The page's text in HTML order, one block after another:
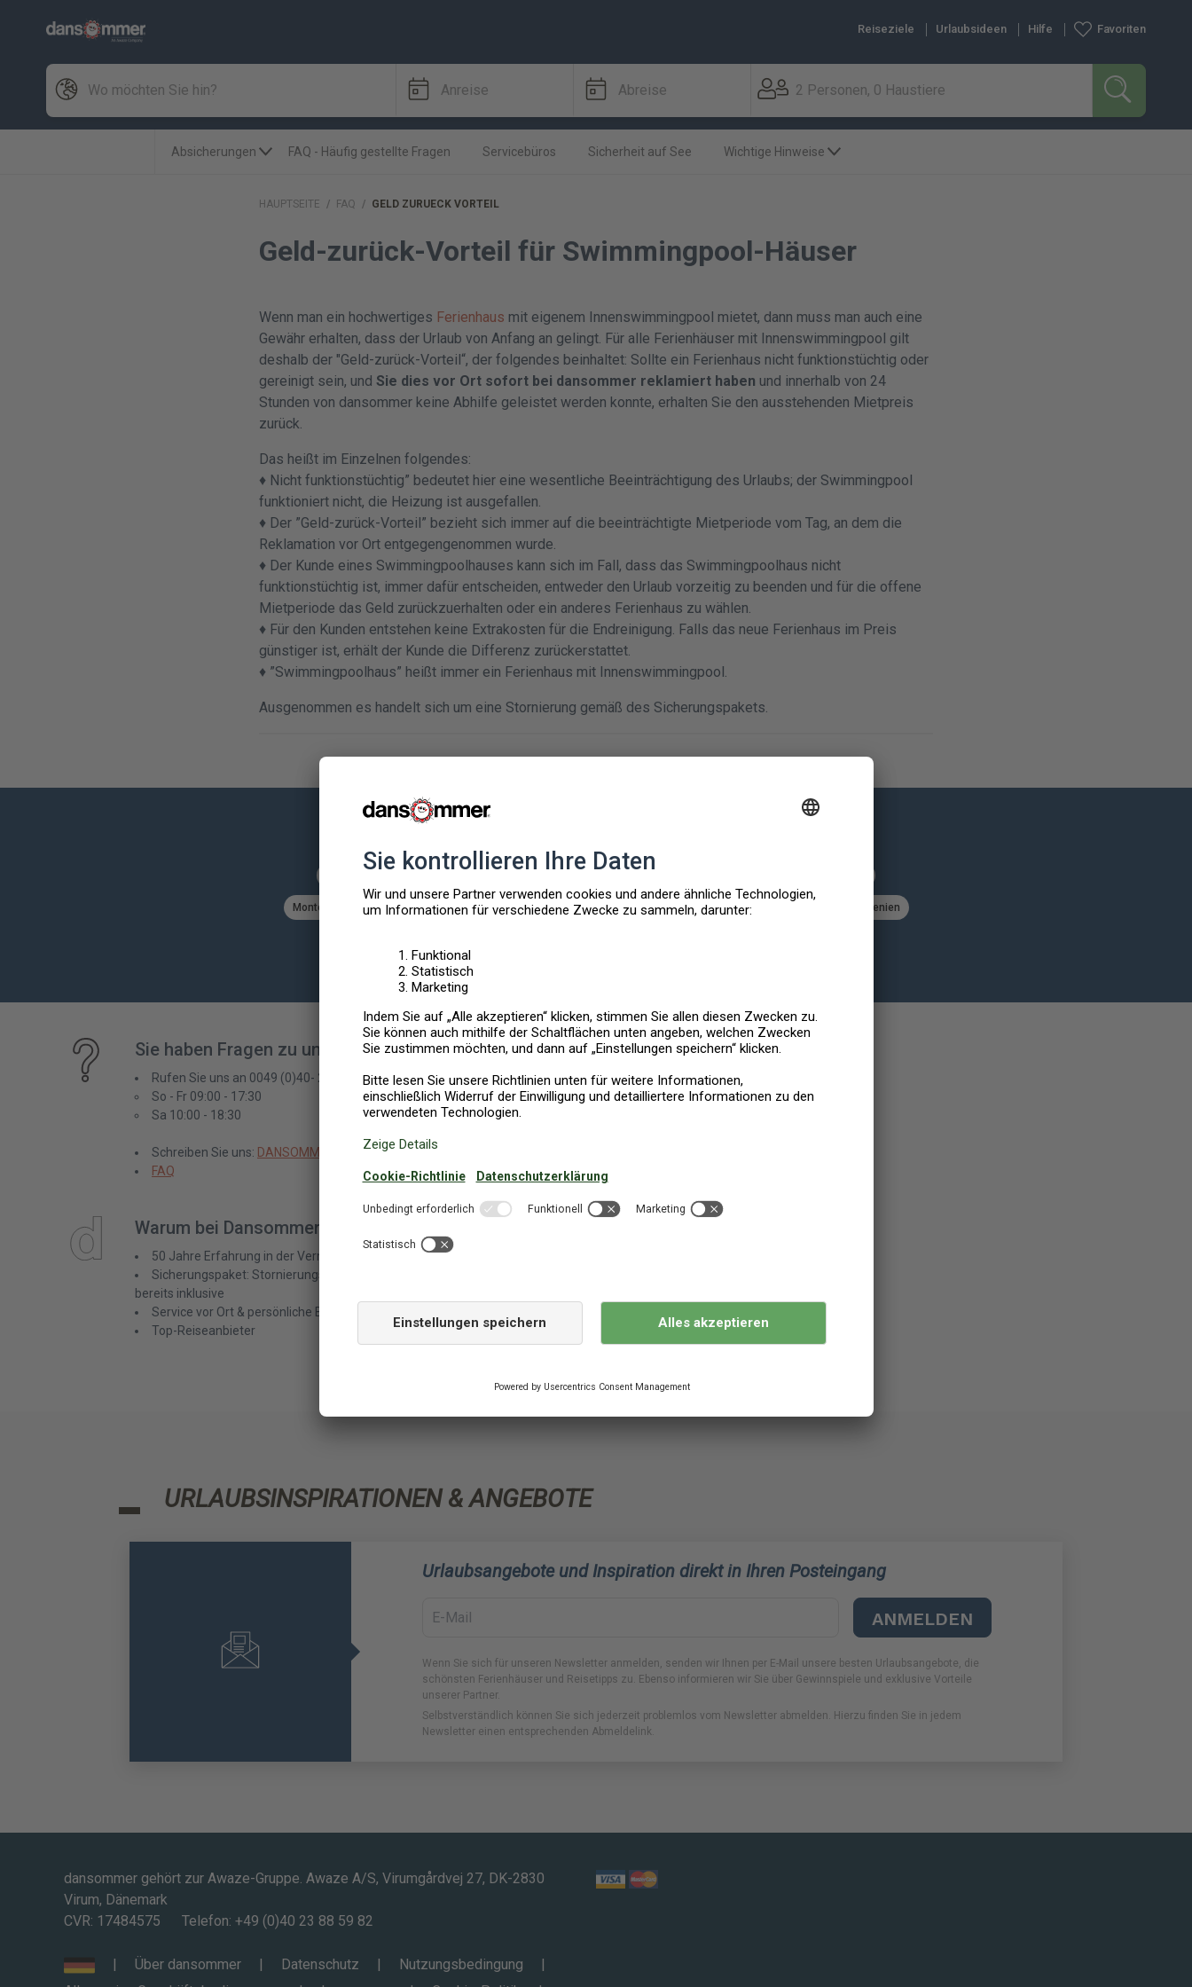
Reiseziele Urlaubsideen Hilfe Favoriten
Anreise Abreise 2 Personen, 0 Haustiere SUCHEN
Absicherungen FAQ - Häufig gestellte Fragen Servicebüros Sicherheit auf See Wichtige Hinweise
HAUPTSEITE / FAQ / GELD ZURUECK VORTEIL
Geld-zurück-Vorteil für Swimmingpool-Häuser
Wenn man ein hochwertiges Ferienhaus mit eigenem Innenswimmingpool mietet, dann muss man auch eine
Gewähr erhalten, dass der Urlaub von Anfang an gelingt. Für alle Ferienhäuser mit Innenswimmingpool gilt
deshalb der "Geld-zurück-Vorteil“, der folgendes beinhaltet: Sollte ein Ferienhaus nicht funktionstüchtig oder
gereinigt sein, und Sie dies vor Ort sofort bei dansommer reklamiert haben und innerhalb von 24
Stunden von dansommer keine Abhilfe geleistet werden konnte, erhalten Sie den ausstehenden Mietpreis
zurück.
Das heißt im Einzelnen folgendes:
♦ Nicht funktionstüchtig” bedeutet hier eine wesentliche Beeinträchtigung des Urlaubs; der Swimmingpool
funktioniert nicht, die Heizung ist ausgefallen.
♦ Der ”Geld-zurück-Vorteil” bezieht sich immer auf die beeinträchtigte Mietperiode vom Tag, an dem die
Reklamation vor Ort entgegengenommen wurde.
♦ Der Kunde eines Swimmingpoolhauses kann sich im Fall, dass das Swimmingpoolhaus nicht
funktionstüchtig ist, immer dafür entscheiden, entweder den Urlaub vorzeitig zu beenden und für die offene
Mietperiode das Geld zurückzuerhalten oder ein anderes Ferienhaus zu wählen.
♦ Für den Kunden entstehen keine Extrakosten für die Endreinigung. Falls das neue Ferienhaus im Preis
günstiger ist, erhält der Kunde die Differenz zurückerstattet.
♦ ”Swimmingpoolhaus” heißt immer ein Ferienhaus mit Innenswimmingpool.
Ausgenommen es handelt sich um eine Stornierung gemäß des Sicherungspakets.
Montenegro Niederlande Norwegen Österreich Polen Portugal Schweden Slowenien
Sie haben Fragen zu unserem Angebot?
Rufen Sie uns an 0049 (0)40- 23 88 59 92
So - Fr 09:00 - 17:30
Sa 10:00 - 18:30
Schreiben Sie uns: DANSOMMER@DANSOMMER.DE
FAQ
Warum bei Dansommer buchen?
50 Jahre Erfahrung in der Vermittlung von Ferienhäusern
Sicherungspaket: Stornierungsservice & Best-Preis-Vorteil
bereits inklusive
Service vor Ort & persönliche Besichtigung jedes Hauses
Top-Reiseanbieter
URLAUBSINSPIRATIONEN & ANGEBOTE
Urlaubsangebote und Inspiration direkt in Ihren Posteingang
ANMELDEN
Wenn Sie sich für unseren Newsletter anmelden, senden wir Ihnen per E-Mail unsere besten Urlaubsangebote, die
schönsten Ferienhäuser und Reisetipps zu. Ebenso informieren wir Sie über Gewinnspiele und exklusive Vorteile
unserer Partner.
Selbstverständlich können Sie sich jederzeit problemlos vom Newsletter abmelden. Hierzu finden Sie in jedem
Newsletter einen entsprechenden Abmeldelink.
dansommer gehört zur Awaze-Gruppe. Awaze A/S, Virumgårdvej 27, DK-2830
Virum, Dänemark
CVR: 17484575
Telefon: +49 (0)40 23 88 59 82
Über dansommer Datenschutz
Nutzungsbedingung